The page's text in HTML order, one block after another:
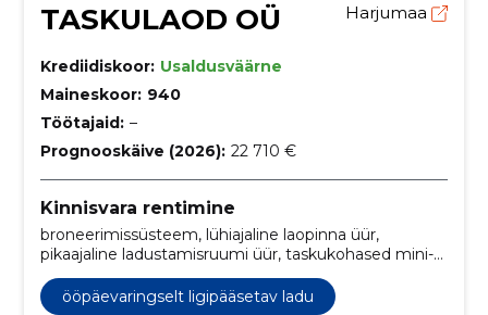
TASKULAOD OÜ Harjumaa
Krediidiskoor: Usaldusväärne
Maineskoor: 940
Töötajaid: –
Prognooskäive (2026): 22 710 €
Kinnisvara rentimine
broneerimissüsteem, lühiajaline laopinna üür,
pikaajaline ladustamisruumi üür, taskukohased mini-
tagatud turvalisus, hoiuruumide rentimine,
ööpäevaringselt ligipääsetav ladu